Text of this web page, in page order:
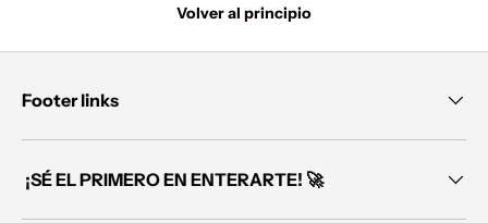
Volver al principio
Footer links
¡SÉ EL PRIMERO EN ENTERARTE! 🚀